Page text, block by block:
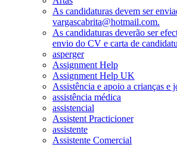
As candidaturas devem ser
vargascabrita@hotmail.com.
As candidaturas deverão ser
envio do CV e carta de
asperger
Assignment Help
Assignment Help UK
Assistência e apoio a crianças e
assistência médica
assistencial
Assistent Practicioner
assistente
Assistente Comercial